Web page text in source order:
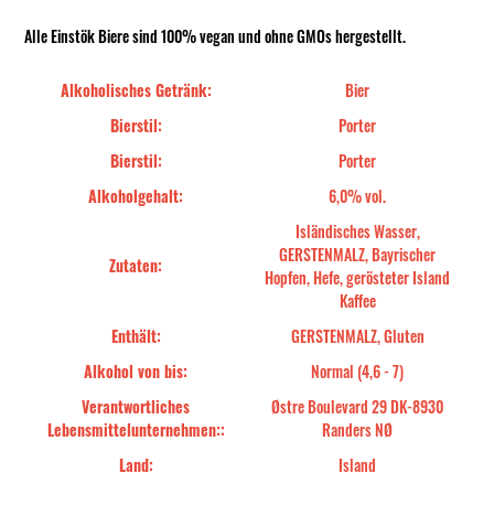
Alle Einstök Biere sind 100% vegan und ohne GMOs hergestellt.
Alkoholisches Getränk:
Bier
Bierstil:
Porter
Bierstil:
Porter
Alkoholgehalt:
6,0% vol.
Zutaten:
Isländisches Wasser,
GERSTENMALZ, Bayrischer
Hopfen, Hefe, gerösteter Island
Kaffee
Enthält:
GERSTENMALZ, Gluten
Alkohol von bis:
Normal (4,6 - 7)
Verantwortliches
Lebensmittelunternehmen::
Østre Boulevard 29 DK-8930
Randers NØ
Land:
Island